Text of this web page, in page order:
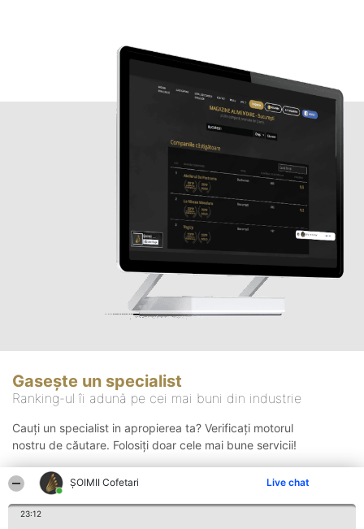
ȘOIMII Cofetari Live chat
23:12
Gasește un specialist
Ranking-ul îi adună pe cei mai buni din industrie
Cauți un specialist in apropierea ta? Verificați motorul
nostru de căutare. Folosiți doar cele mai bune servicii!